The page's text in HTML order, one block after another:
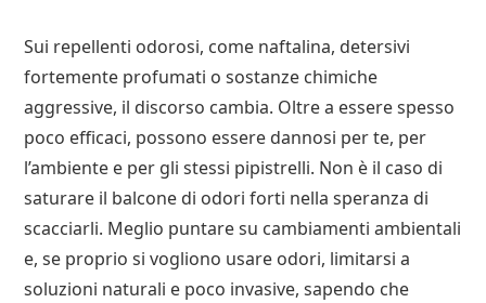
Sui repellenti odorosi, come naftalina, detersivi
fortemente profumati o sostanze chimiche
aggressive, il discorso cambia. Oltre a essere spesso
poco efficaci, possono essere dannosi per te, per
l’ambiente e per gli stessi pipistrelli. Non è il caso di
saturare il balcone di odori forti nella speranza di
scacciarli. Meglio puntare su cambiamenti ambientali
e, se proprio si vogliono usare odori, limitarsi a
soluzioni naturali e poco invasive, sapendo che